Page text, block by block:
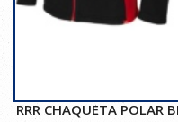
RRR CHAQUETA POLAR